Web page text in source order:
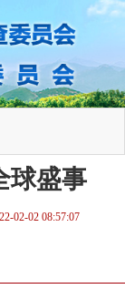
球盛事
02-02 08:57:07